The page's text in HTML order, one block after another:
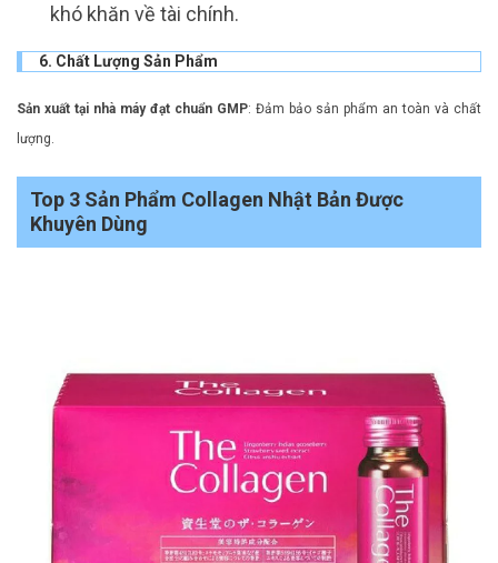
khó khăn về tài chính.
6. Chất Lượng Sản Phẩm
Sản xuất tại nhà máy đạt chuẩn GMP: Đảm bảo sản phẩm an toàn và chất
lượng.
Top 3 Sản Phẩm Collagen Nhật Bản Được
Khuyên Dùng